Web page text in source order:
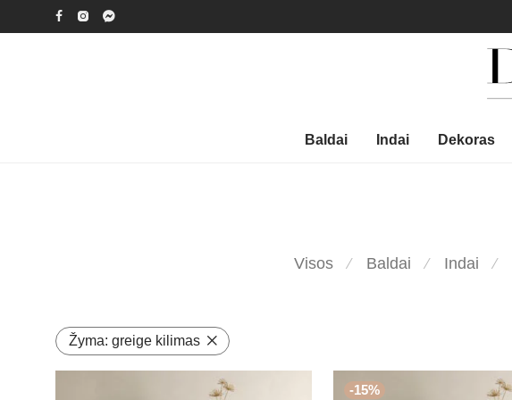
Baldai Indai Dekoras
Visos ⁄ Baldai ⁄ Indai ⁄
Žyma: greige kilimas
-15%